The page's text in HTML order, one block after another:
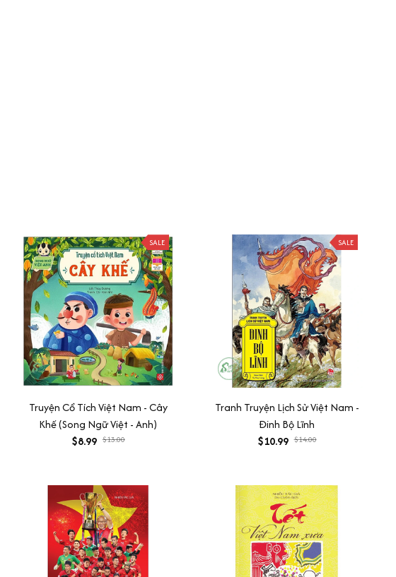
SALE
Truyện Cổ Tích Việt Nam - Cây
Khế (Song Ngữ Việt - Anh)
$8.99 $13.00
SALE
Tranh Truyện Lịch Sử Việt Nam -
Đinh Bộ Lĩnh
$10.99 $14.00